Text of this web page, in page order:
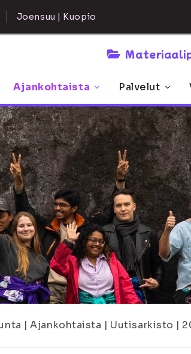
Joensuu | Kuopio
Ajankohtaista Palvelut
| Ajankohtaista | Uutisarkisto |